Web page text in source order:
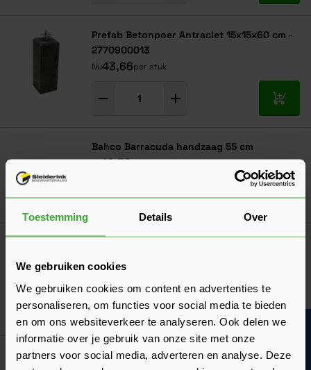
Toestemming Details Over
We gebruiken cookies
We gebruiken cookies om content en advertenties te
personaliseren, om functies voor social media te bieden
en om ons websiteverkeer te analyseren. Ook delen we
informatie over je gebruik van onze site met onze
partners voor social media, adverteren en analyse. Deze
Prefab Betonpoer Antraciet 15x15x60 cm -
2770900013
Nu43,66per stuk
In
Bahco Barracuda handzaag 55 cm
Nu19,36per stuk
In
38,18
In
Woodies Ultimate 5x90 RVS - 200 stuks